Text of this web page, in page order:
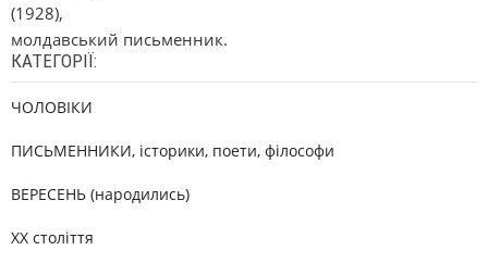
(1928),
молдавський письменник.
КАТЕГОРІЇ:
ЧОЛОВІКИ
ПИСЬМЕННИКИ, історики, поети, філософи
ВЕРЕСЕНЬ (народились)
XX століття